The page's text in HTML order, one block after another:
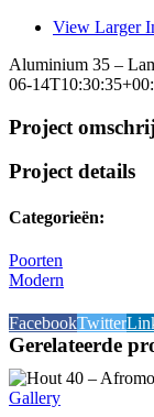
View Larger
Aluminium 35 –
06-
Project
Project details
Categorieën:
Poorten
Modern
FacebookTwitter
Gerelateerde
Gallery